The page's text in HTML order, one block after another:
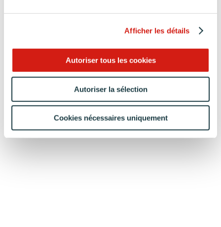
Afficher les détails
Autoriser tous les cookies
Autoriser la sélection
Cookies nécessaires uniquement